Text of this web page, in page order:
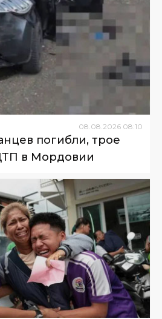
08 08 2026 08:10
погибли, трое
в Мордовии